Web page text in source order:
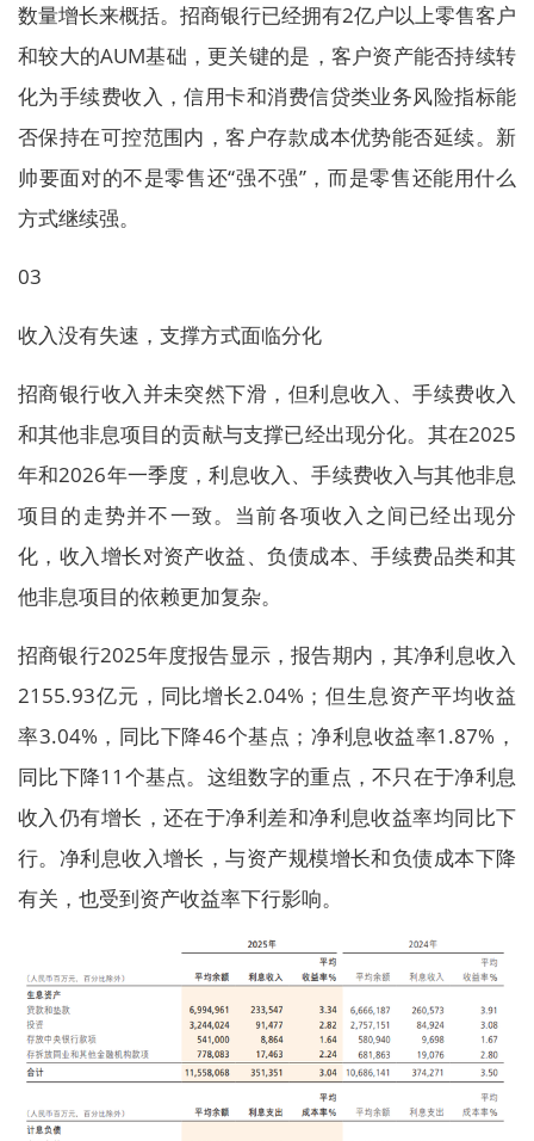
数量增长来概括。招商银行已经拥有2亿户以上零售客户
和较大的AUM基础，更关键的是，客户资产能否持续转
化为手续费收入，信用卡和消费信贷类业务风险指标能
否保持在可控范围内，客户存款成本优势能否延续。新
帅要面对的不是零售还“强不强”，而是零售还能用什么
方式继续强。
03
收入没有失速，支撑方式面临分化
招商银行收入并未突然下滑，但利息收入、手续费收入
和其他非息项目的贡献与支撑已经出现分化。其在2025
年和2026年一季度，利息收入、手续费收入与其他非息
项目的走势并不一致。当前各项收入之间已经出现分
化，收入增长对资产收益、负债成本、手续费品类和其
他非息项目的依赖更加复杂。
招商银行2025年度报告显示，报告期内，其净利息收入
2155.93亿元，同比增长2.04%；但生息资产平均收益
率3.04%，同比下降46个基点；净利息收益率1.87%，
同比下降11个基点。这组数字的重点，不只在于净利息
收入仍有增长，还在于净利差和净利息收益率均同比下
行。净利息收入增长，与资产规模增长和负债成本下降
有关，也受到资产收益率下行影响。